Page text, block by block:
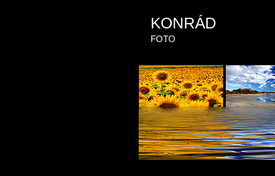
KONRÁD
FOTO